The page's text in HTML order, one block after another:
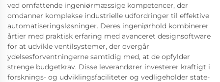
ved omfattende ingeniørmæssige kompetencer, der
omdanner komplekse industrielle udfordringer til effektive
automatiseringsløsninger. Deres ingeniørhold kombinerer
årtier med praktisk erfaring med avanceret designsoftware
for at udvikle ventilsystemer, der overgår
ydelsesforventningerne samtidig med, at de opfylder
strenge budgetkrav. Disse leverandører investerer kraftigt i
forsknings- og udviklingsfaciliteter og vedligeholder state-